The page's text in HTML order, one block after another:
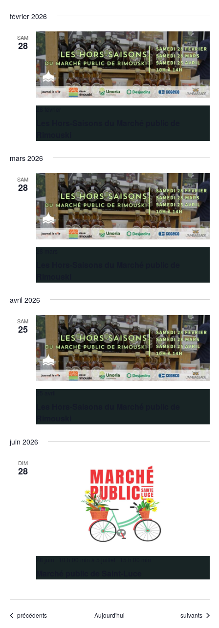
février 2026
SAM
28
mars 2026
SAM
28
avril 2026
SAM
25
juin 2026
DIM
28
Évènements
précédents Aujourd'hui Évènements
suivants